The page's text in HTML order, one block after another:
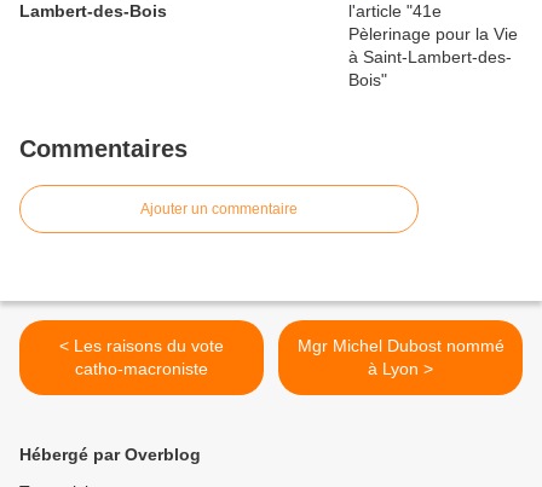
Lambert-des-Bois
Commentaires
Ajouter un commentaire
< Les raisons du vote
catho-macroniste
Mgr Michel Dubost nommé
à Lyon >
Hébergé par Overblog